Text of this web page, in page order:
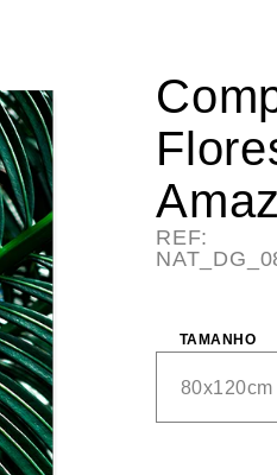
REF:
TAMANHO